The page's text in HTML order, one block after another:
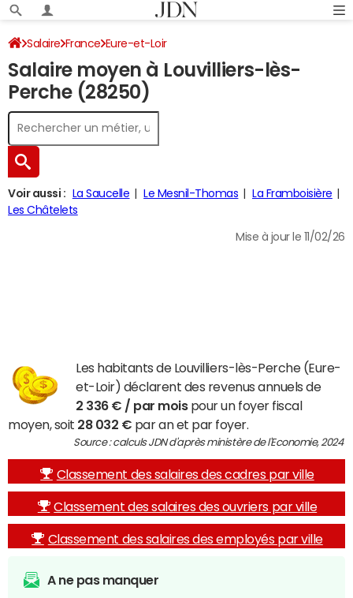
Salaire France Eure-et-Loir
Salaire moyen à Louvilliers-lès-
Perche (28250)
Voir aussi : La Saucelle Le Mesnil-Thomas
La Framboisière
Les Châtelets
Mise à jour le 11/02/26
Les habitants de Louvilliers-lès-Perche (Eure-
et-Loir) déclarent des revenus annuels de
2 336 € / par moispour un foyer fiscal
moyen, soit 28 032 € par an et par foyer.
Source : calculs JDN d'après ministère de l'Economie, 2024
Classement des salaires des cadres par ville
Classement des salaires des ouvriers par ville
Classement des salaires des employés par ville
A ne pas manquer